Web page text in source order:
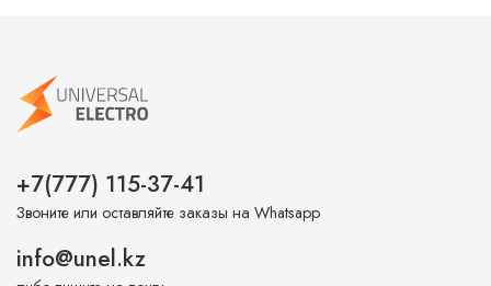
+7(777) 115-37-41
Звоните или оставляйте заказы на Whatsapp
info@unel.kz